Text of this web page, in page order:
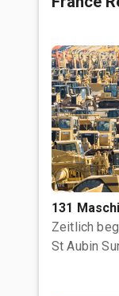
131
Zeitlich
St Aubin